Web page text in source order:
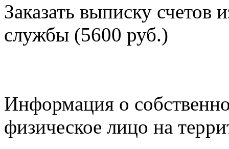
Заказать выписку счетов
службы (5600 руб.)
Информация о
физическое лицо на